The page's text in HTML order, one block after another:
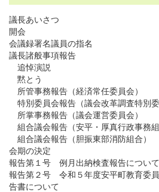
議長あいさつ
開会
会議録署名議員の指名
議長諸般事項報告
追悼演説
黙とう
所管事務報告（経済常任委員会）
特別委員会報告（議会改革調査特別委
所掌事務報告（議会運営委員会）
組合議会報告（安平・厚真行政事務組
組合議会報告（胆振東部消防組合）
会期の決定
報告第１号 例月出納検査報告について
報告第２号 令和５年度安平町教育委
告書について